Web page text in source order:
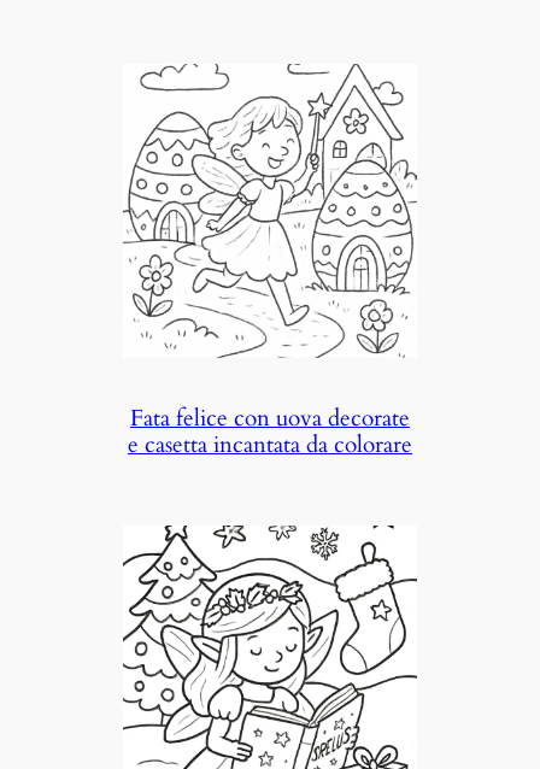
Fata felice con uova decorate
e casetta incantata da colorare